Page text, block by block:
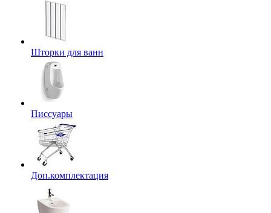
Шторки для ванн
Писсуары
Доп.комплектация